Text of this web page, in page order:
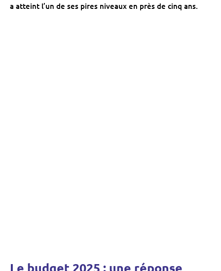
a atteint l’un de ses pires niveaux en près de cinq ans.
Le budget 2025 : une réponse